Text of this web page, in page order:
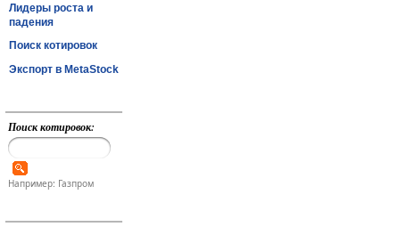
Лидеры роста и
падения
Поиск котировок
Экспорт в MetaStock
Поиск котировок:
Например: Газпром